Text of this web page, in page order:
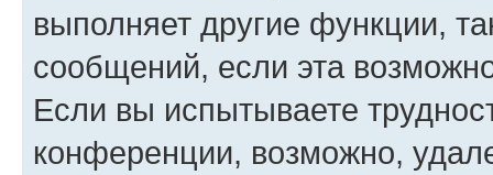
выполняет другие функции,
сообщений, если эта
Если вы испытываете
конференции, возможно,